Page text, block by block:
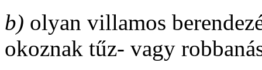
b) olyan villamos
okoznak tűz- vagy